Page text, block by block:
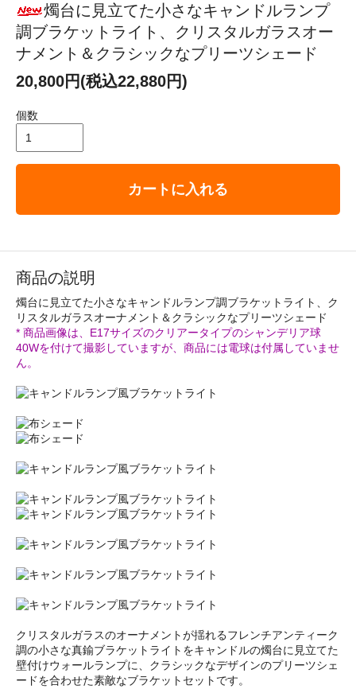
燭台に見立てた小さなキャンドルランプ
調ブラケットライト、クリスタルガラスオー
ナメント＆クラシックなプリーツシェード
20,800円(税込22,880円)
個数
カートに入れる
商品の説明
燭台に見立てた小さなキャンドルランプ調ブラケットライト、ク
リスタルガラスオーナメント＆クラシックなプリーツシェード
* 商品画像は、E17サイズのクリアータイプのシャンデリア球
40Wを付けて撮影していますが、商品には電球は付属していませ
ん。
クリスタルガラスのオーナメントが揺れるフレンチアンティーク
調の小さな真鍮ブラケットライトをキャンドルの燭台に見立てた
壁付けウォールランプに、クラシックなデザインのプリーツシェ
ードを合わせた素敵なブラケットセットです。